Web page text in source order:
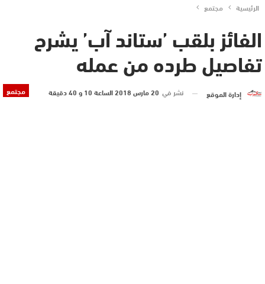
الرئيسية مجتمع
الفائز بلقب ’ستاند آب’ يشرح
تفاصيل طرده من عمله
مجتمع إدارة الموقع نشر في 20 مارس 2018 الساعة 10 و 40 دقيقة